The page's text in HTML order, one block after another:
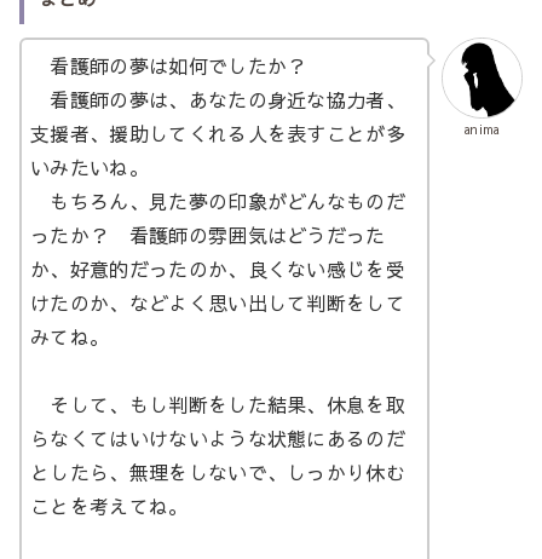
anima
看護師の夢は如何でしたか？
看護師の夢は、あなたの身近な協力者、
支援者、援助してくれる人を表すことが多
いみたいね。
もちろん、見た夢の印象がどんなものだ
ったか？ 看護師の雰囲気はどうだった
か、好意的だったのか、良くない感じを受
けたのか、などよく思い出して判断をして
みてね。
そして、もし判断をした結果、休息を取
らなくてはいけないような状態にあるのだ
としたら、無理をしないで、しっかり休む
ことを考えてね。